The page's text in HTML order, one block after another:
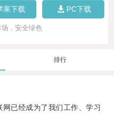
果下载 PC下载
，安全绿色
排行
已经成为了我们工作、学习